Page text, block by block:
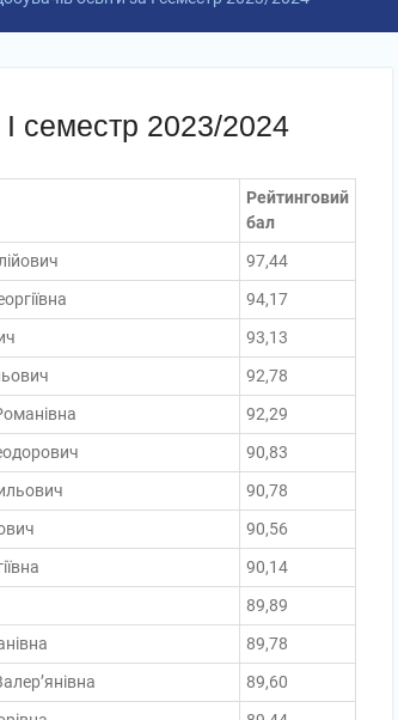
І семестр 2023/2024
Рейтинговий
бал
97,44
94,17
93,13
92,78
92,29
90,83
90,78
90,56
90,14
89,89
89,78
89,60